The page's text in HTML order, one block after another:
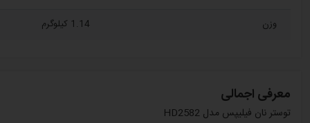
وزن 1.14 کیلوگرم
معرفی اجمالی
توستر نان فیلیپس مدل HD2582